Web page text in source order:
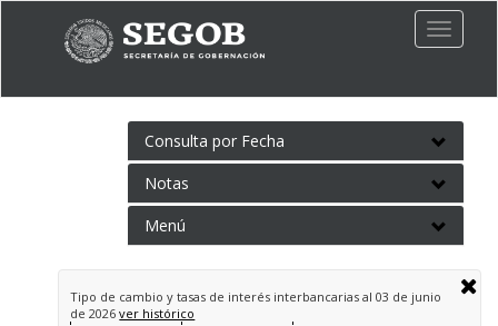
Toggle
Consulta por Fecha
Notas
Menú
Tipo de cambio y tasas de interés interbancarias al 03 de junio
de 2026ver histórico